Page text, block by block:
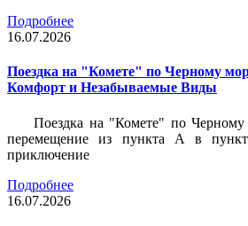
Подробнее
16.07.2026
Поездка на "Комете" по Черному
Комфорт и Незабываемые Виды
Поездка на "Комете" по
перемещение из пункта А в
приключение
Подробнее
16.07.2026